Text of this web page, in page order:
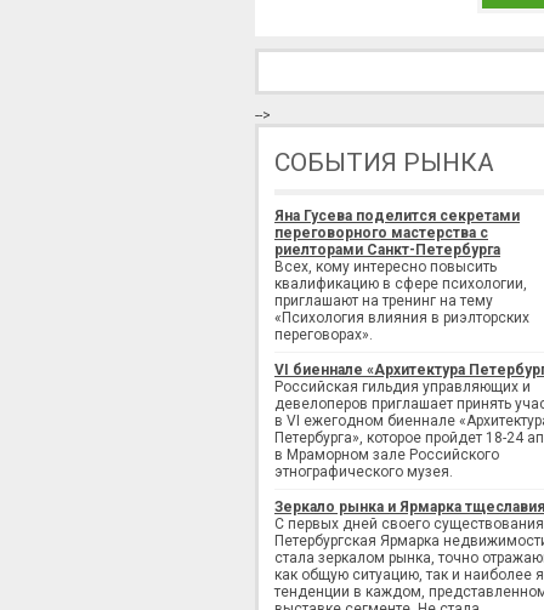
-->
СОБЫТИЯ РЫНКА
Яна Гусева поделится секретами
переговорного мастерства с
риелторами Санкт-Петербурга
Всех, кому интересно повысить
квалификацию в сфере психологии,
приглашают на тренинг на тему
«Психология влияния в риэлторских
переговорах».
VI биеннале «Архитектура
Российская гильдия управляющих и
девелоперов приглашает принять
в VI ежегодном биеннале
Петербурга», которое пройдет 18-24
в Мраморном зале Российского
этнографического музея.
Зеркало рынка и Ярмарка тщеславия
С первых дней своего существования
Петербургская Ярмарка
стала зеркалом рынка, точно
как общую ситуацию, так и наиболее
тенденции в каждом,